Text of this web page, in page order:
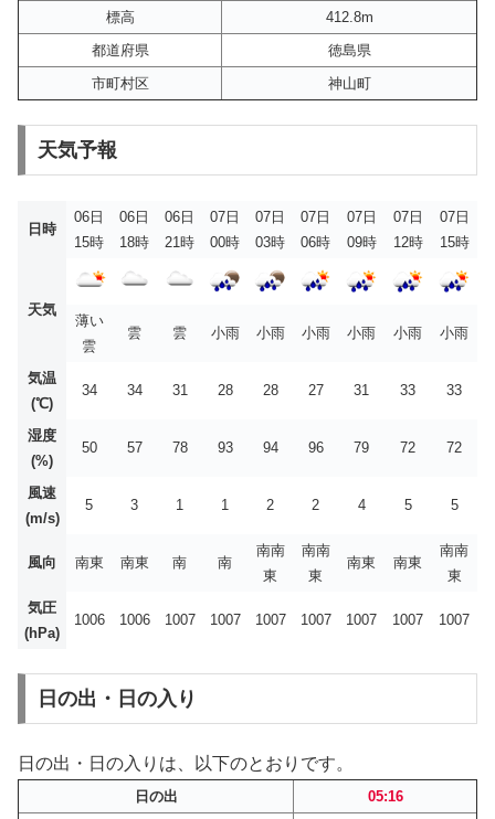
標高
412.8m
都道府県
徳島県
市町村区
神山町
天気予報
日時
06日
15時
06日
18時
06日
21時
07日
00時
07日
03時
07日
06時
07日
09時
07日
12時
07日
15時
天気
薄い
雲
雲 雲 小雨 小雨 小雨 小雨 小雨 小雨
気温
(℃)
34 34 31 28 28 27 31 33 33
湿度
(%)
50 57 78 93 94 96 79 72 72
風速
(m/s)
5 3 1 1 2 2 4 5 5
風向 南東 南東 南 南
南南
東
南南
東
南東 南東
南南
東
気圧
(hPa)
1006 1006 1007 1007 1007 1007 1007 1007 1007
日の出・日の入り
日の出・日の入りは、以下のとおりです。
日の出
05:16